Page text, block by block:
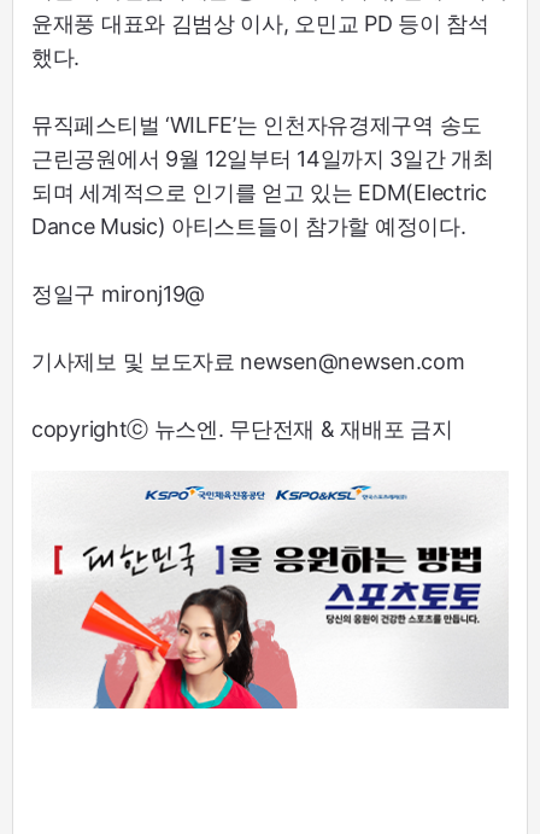
윤재풍 대표와 김범상 이사, 오민교 PD 등이 참석
했다.
뮤직페스티벌 ‘WILFE’는 인천자유경제구역 송도
근린공원에서 9월 12일부터 14일까지 3일간 개최
되며 세계적으로 인기를 얻고 있는 EDM(Electric
Dance Music) 아티스트들이 참가할 예정이다.
정일구 mironj19@
기사제보 및 보도자료 newsen@newsen.com
copyrightⓒ 뉴스엔. 무단전재 & 재배포 금지